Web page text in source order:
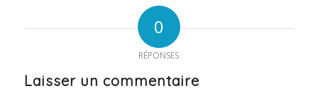
0
RÉPONSES
Laisser un commentaire